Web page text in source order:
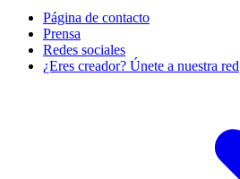
Página de contacto
Prensa
Redes sociales
¿Eres creador? Únete a nuestra red